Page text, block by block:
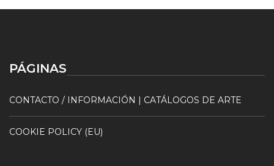
PÁGINAS
CONTACTO / INFORMACIÓN | CATÁLOGOS DE ARTE
COOKIE POLICY (EU)